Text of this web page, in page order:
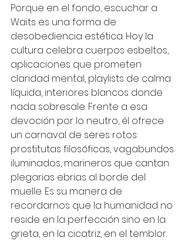
Porque en el fondo, escuchar a
Waits es una forma de
desobediencia estética. Hoy la
cultura celebra cuerpos esbeltos,
aplicaciones que prometen
claridad mental, playlists de calma
líquida, interiores blancos donde
nada sobresale. Frente a esa
devoción por lo neutro, él ofrece
un carnaval de seres rotos:
prostitutas filosóficas, vagabundos
iluminados, marineros que cantan
plegarias ebrias al borde del
muelle. Es su manera de
recordarnos que la humanidad no
reside en la perfección sino en la
grieta, en la cicatriz, en el temblor.